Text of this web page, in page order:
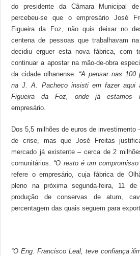
do presidente da Câmara Municipal
percebeu-se que o empresário José
Figueira da Foz, não quis deixar no
centena de pessoas que trabalhavam
decidiu erguer esta nova fábrica, com
continuar a apostar na mão-de-obra
da cidade olhanense. “A pensar nas 100
na J. A. Pacheco insisti em fazer aqui
Figueira da Foz, onde já estamos
empresário.
Dos 5,5 milhões de euros de investimento
de crise, mas que José Freitas
mercado já existente – cerca de 2
comunitários. “O resto é um
refere o empresário, cuja fábrica de
pleno na próxima segunda-feira, 11
produção de conservas de atum,
percentagem das quais seguem para
“O Eng. Francisco Leal, teve confiança